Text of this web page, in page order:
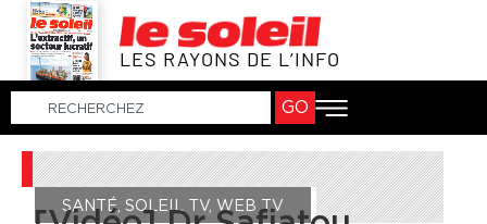
LES RAYONS DE L’INFO
GO
SANTÉ SOLEIL TV, WEB TV